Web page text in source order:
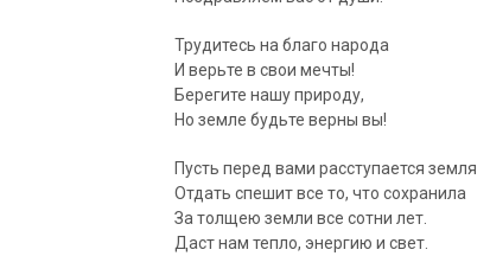
Трудитесь на благо народа
И верьте в свои мечты!
Берегите нашу природу,
Но земле будьте верны вы!
Пусть перед вами расступается земля
Отдать спешит все то, что сохранила
За толщею земли все сотни лет.
Даст нам тепло, энергию и свет.